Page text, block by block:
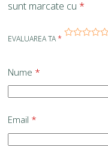
sunt marcate cu *
EVALUAREA TA*
Nume *
Email *